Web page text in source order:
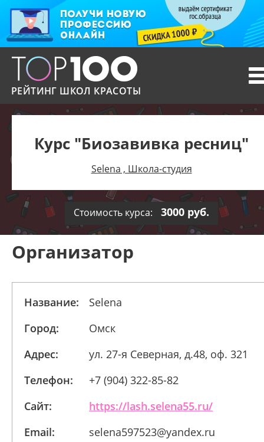
РЕЙТИНГ ШКОЛ КРАСОТЫ
Курс "Биозавивка ресниц"
Selena , Школа-студия
Стоимость курса: 3000 руб.
Организатор
Название:
Selena
Город:
Омск
Адрес:
ул. 27-я Северная, д.48, оф. 321
Телефон:
+7 (904) 322-85-82
Сайт:
https://lash.selena55.ru/
Email:
selena597523@yandex.ru